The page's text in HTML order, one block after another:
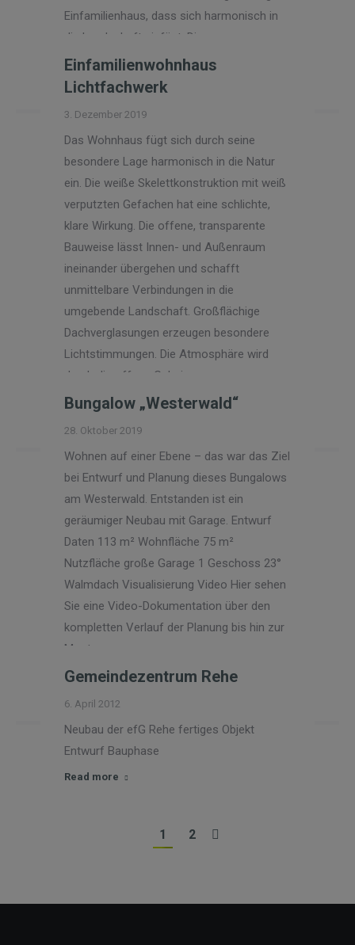
Einfamilienhaus, dass sich harmonisch in
die Landschaft einfügt. Die…
Read more
Einfamilienwohnhaus
Lichtfachwerk
3. Dezember 2019
Das Wohnhaus fügt sich durch seine
besondere Lage harmonisch in die Natur
ein. Die weiße Skelettkonstruktion mit weiß
verputzten Gefachen hat eine schlichte,
klare Wirkung. Die offene, transparente
Bauweise lässt Innen- und Außenraum
ineinander übergehen und schafft
unmittelbare Verbindungen in die
umgebende Landschaft. Großflächige
Dachverglasungen erzeugen besondere
Lichtstimmungen. Die Atmosphäre wird
durch die offene Galerie…
Read more
Bungalow „Westerwald“
28. Oktober 2019
Wohnen auf einer Ebene – das war das Ziel
bei Entwurf und Planung dieses Bungalows
am Westerwald. Entstanden ist ein
geräumiger Neubau mit Garage. Entwurf
Daten 113 m² Wohnfläche 75 m²
Nutzfläche große Garage 1 Geschoss 23°
Walmdach Visualisierung Video Hier sehen
Sie eine Video-Dokumentation über den
kompletten Verlauf der Planung bis hin zur
Montage…
Read more
Gemeindezentrum Rehe
6. April 2012
Neubau der efG Rehe fertiges Objekt
Entwurf Bauphase
Read more
1 2